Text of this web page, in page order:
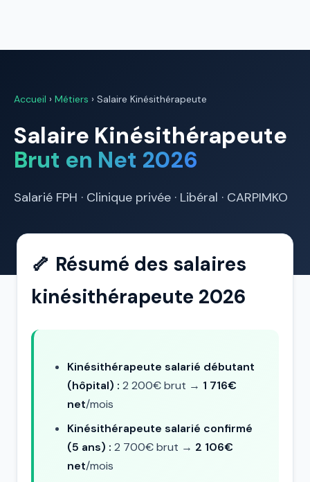
Accueil › Métiers › Salaire Kinésithérapeute
Salaire Kinésithérapeute
Brut en Net 2026
Salarié FPH · Clinique privée · Libéral · CARPIMKO
🦴 Résumé des salaires
kinésithérapeute 2026
Kinésithérapeute salarié débutant
(hôpital) : 2 200€ brut → 1 716€
net/mois
Kinésithérapeute salarié confirmé
(5 ans) : 2 700€ brut → 2 106€
net/mois